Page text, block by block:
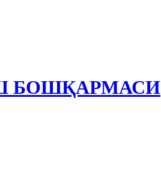
БОШҚАРМАСИ